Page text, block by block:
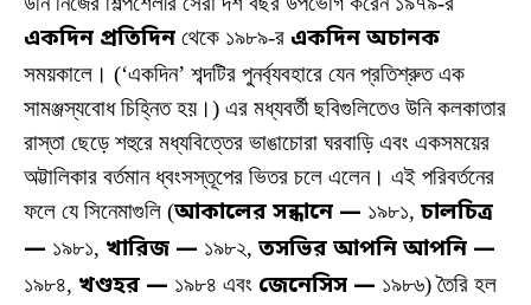
একদিন প্রতিদিন থেকে ১৯৮৯-র একদিন অচানক
সময়কালে। (‘একদিন’ শব্দটির পুনর্ব্যবহারে যেন প্রতিশ্রুত এক
সামঞ্জস্যবোধ চিহ্নিত হয়।) এর মধ্যবর্তী ছবিগুলিতেও উনি কলকাতার
রাস্তা ছেড়ে শহুরে মধ্যবিত্তের ভাঙাচোরা ঘরবাড়ি এবং একসময়ের
অট্টালিকার বর্তমান ধ্বংসস্তূপের ভিতর চলে এলেন। এই পরিবর্তনের
ফলে যে সিনেমাগুলি (আকালের সন্ধানে — ১৯৮১, চালচিত্র
— ১৯৮১, খারিজ — ১৯৮২, তসভির আপনি আপনি —
১৯৮৪, খণ্ডহর — ১৯৮৪ এবং জেনেসিস — ১৯৮৬) তৈরি হল